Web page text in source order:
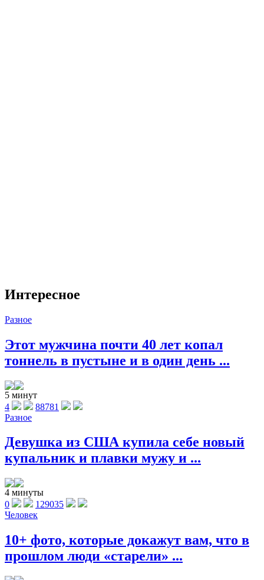
Интересное
Разное
Этот мужчина почти 40 лет копал
тоннель в пустыне и в один день ...
5 минут
4
88781
Разное
Девушка из США купила себе новый
купальник и плавки мужу и ...
4 минуты
0
129035
Человек
10+ фото, которые докажут вам, что в
прошлом люди «старели» ...